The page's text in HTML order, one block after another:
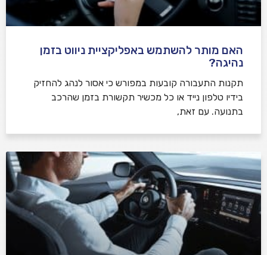
האם מותר להשתמש באפליקציית ניווט בזמן
נהיגה?
תקנות התעבורה קובעות במפורש כי אסור לנהג להחזיק
בידיו טלפון נייד או כל מכשיר תקשורת בזמן שהרכב
בתנועה. עם זאת,